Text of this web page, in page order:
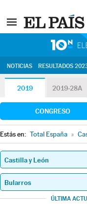
NOTICIAS RESULTADOS
2019 2019-28A
CONGRESO
Estás en: Total España »
ÚLTIMA